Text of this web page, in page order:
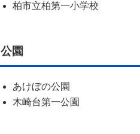
柏市立柏第一小学校
公園
あけぼの公園
木崎台第一公園